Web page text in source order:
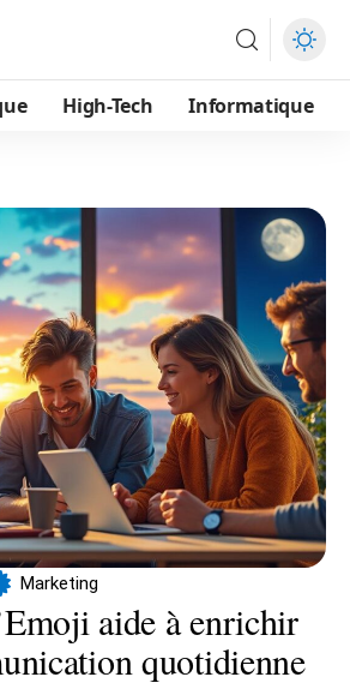
High-Tech Informatique
Marketing
aide à enrichir
quotidienne